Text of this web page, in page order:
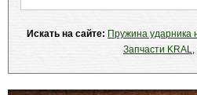
Искать на сайте: Пружина ударника
Запчасти KRAL,